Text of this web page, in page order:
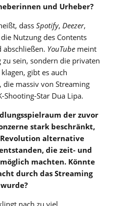
und Urheber?
dass Spotify, Deezer,
Nutzung des Contents
abschließen. YouTube meint
sein, sondern die privaten
gibt es auch
massiv von Streaming
Star Dua Lipa.
der zuvor
stark beschränkt,
alternative
die zeit- und
machten. Könnte
durch das Streaming
nach zu viel